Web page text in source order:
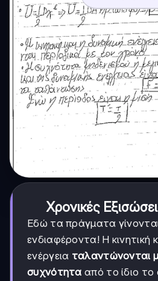
Χρονικές
Εδώ τα πράγματα
ενδιαφέροντα! Η κινητική
ενέργεια ταλαντώνονται
συχνότητα από το ίδιο